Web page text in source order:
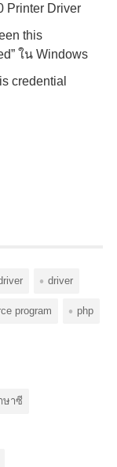
Printer Driver
this
ใน Windows
credential
driver
program php
ษาซี